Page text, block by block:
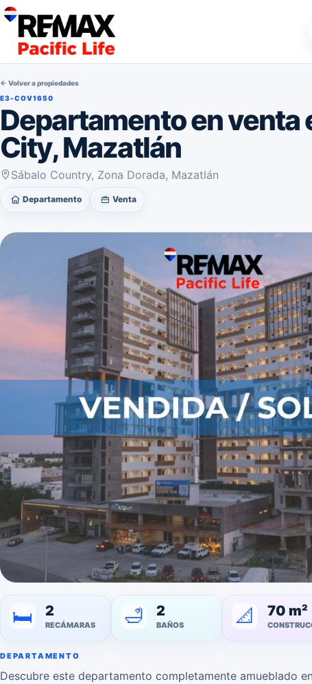
← Volver a propiedades
E3-COV1650
Departamento en venta
City, Mazatlán
Sábalo Country, Zona Dorada, Mazatlán
Departamento Venta
🛏️ 2
RECÁMARAS 🛁 2
BAÑOS 📐 70 m²
DEPARTAMENTO
Descubre este departamento completamente amueblado